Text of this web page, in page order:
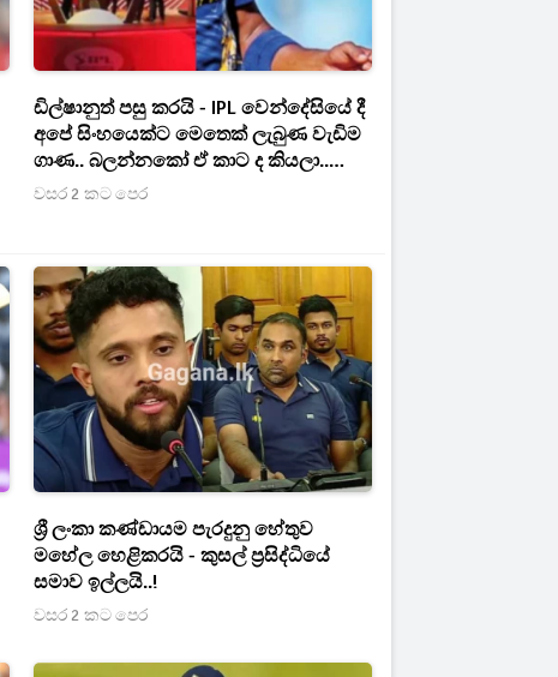
ඩිල්ෂානුත් පසු කරයි - IPL වෙන්දේසියේ දී
අපේ සිංහයෙක්ට මෙතෙක් ලැබුණ වැඩිම
ගාණ.. බලන්නකෝ ඒ කාට ද කියලා..
(PHOTOS/UPDATE)
වසර 2 කට පෙර
ශ්‍රී ලංකා කණ්ඩායම පැරදුනු හේතුව
මහේල හෙළිකරයි - කුසල් ප්‍රසිද්ධියේ
සමාව ඉල්ලයි..!
වසර 2 කට පෙර